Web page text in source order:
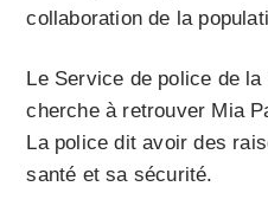
collaboration de la
Le Service de police de
cherche à retrouver Mia
La police dit avoir des
santé et sa sécurité.